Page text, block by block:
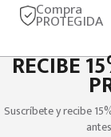
Compra
PROTEGIDA
RECIBE
Suscríbete y recibe